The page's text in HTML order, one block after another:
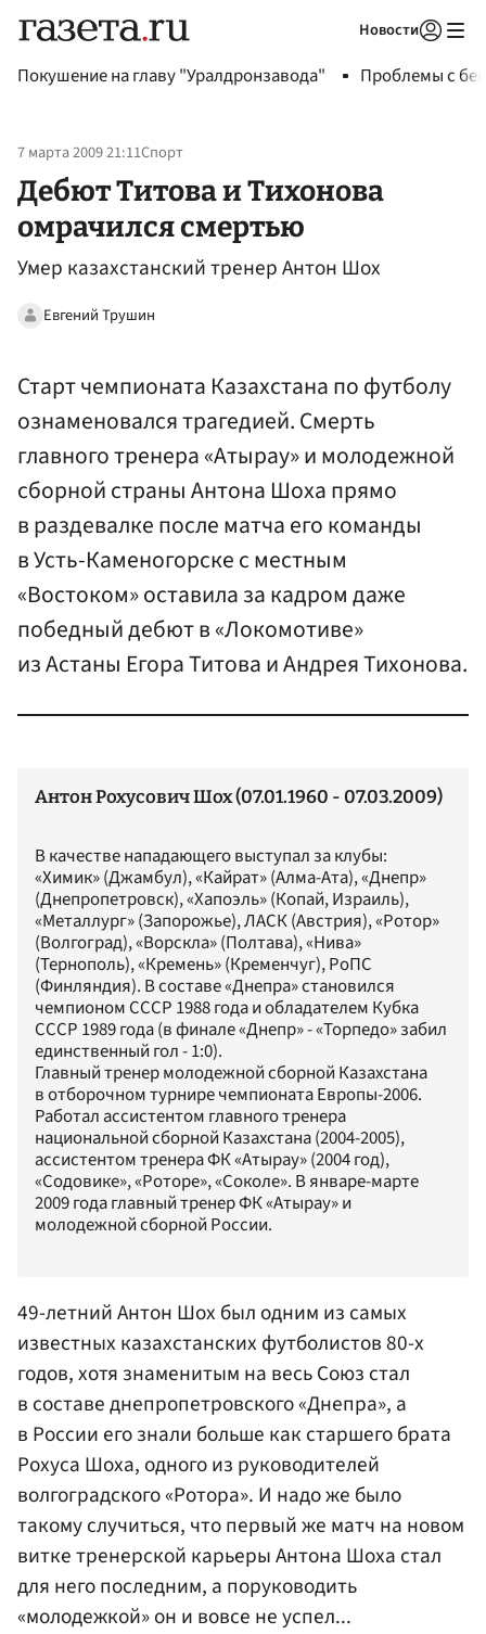
Новости
Покушение на главу "Уралдронзавода" Проблемы с
7 марта 2009 21:11Спорт
Дебют Титова и Тихонова
омрачился смертью
Умер казахстанский тренер Антон Шох
Евгений Трушин
Старт чемпионата Казахстана по футболу
ознаменовался трагедией. Смерть
главного тренера «Атырау» и молодежной
сборной страны Антона Шоха прямо
в раздевалке после матча его команды
в Усть-Каменогорске с местным
«Востоком» оставила за кадром даже
победный дебют в «Локомотиве»
из Астаны Егора Титова и Андрея Тихонова.
Антон Рохусович Шох (07.01.1960 - 07.03.2009)
В качестве нападающего выступал за клубы:
«Химик» (Джамбул), «Кайрат» (Алма-Ата), «Днепр»
(Днепропетровск), «Хапоэль» (Копай, Израиль),
«Металлург» (Запорожье), ЛАСК (Австрия), «Ротор»
(Волгоград), «Ворскла» (Полтава), «Нива»
(Тернополь), «Кремень» (Кременчуг), РоПС
(Финляндия). В составе «Днепра» становился
чемпионом СССР 1988 года и обладателем Кубка
СССР 1989 года (в финале «Днепр» - «Торпедо» забил
единственный гол - 1:0).
Главный тренер молодежной сборной Казахстана
в отборочном турнире чемпионата Европы-2006.
Работал ассистентом главного тренера
национальной сборной Казахстана (2004-2005),
ассистентом тренера ФК «Атырау» (2004 год),
«Содовике», «Роторе», «Соколе». В январе-марте
2009 года главный тренер ФК «Атырау» и
молодежной сборной России.
49-летний Антон Шох был одним из самых
известных казахстанских футболистов 80-х
годов, хотя знаменитым на весь Союз стал
в составе днепропетровского «Днепра», а
в России его знали больше как старшего брата
Рохуса Шоха, одного из руководителей
волгоградского «Ротора». И надо же было
такому случиться, что первый же матч на новом
витке тренерской карьеры Антона Шоха стал
для него последним, а поруководить
«молодежкой» он и вовсе не успел...